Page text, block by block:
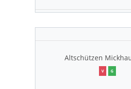
Altschützen
V G